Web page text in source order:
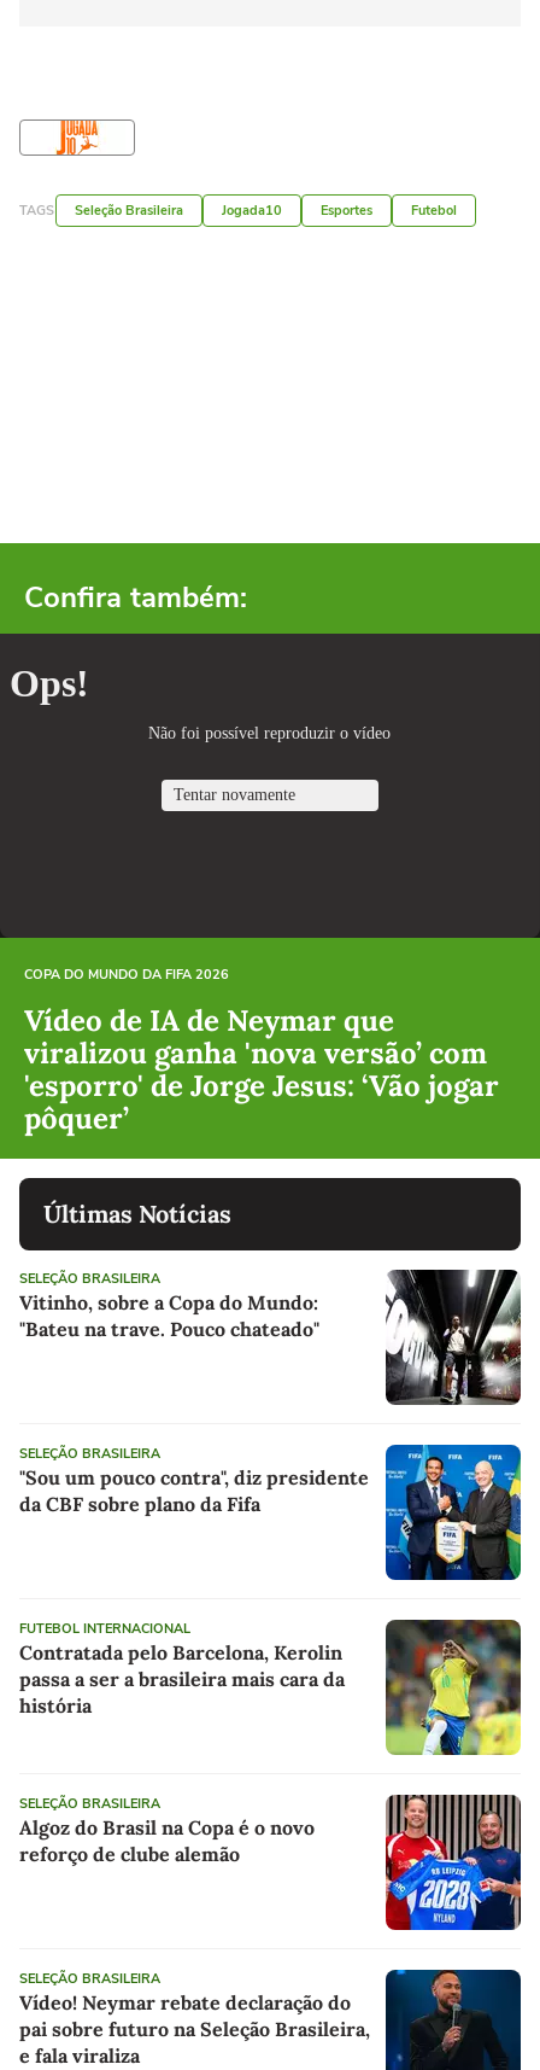
TAGS Seleção Brasileira Jogada10 Esportes Futebol
Confira também:
COPA DO MUNDO DA FIFA 2026
Vídeo de IA de Neymar que
viralizou ganha 'nova versão’ com
'esporro' de Jorge Jesus: ‘Vão jogar
pôquer’
Últimas Notícias
SELEÇÃO BRASILEIRA
Vitinho, sobre a Copa do Mundo:
"Bateu na trave. Pouco chateado"
SELEÇÃO BRASILEIRA
"Sou um pouco contra", diz presidente
da CBF sobre plano da Fifa
FUTEBOL INTERNACIONAL
Contratada pelo Barcelona, Kerolin
passa a ser a brasileira mais cara da
história
SELEÇÃO BRASILEIRA
Algoz do Brasil na Copa é o novo
reforço de clube alemão
SELEÇÃO BRASILEIRA
Vídeo! Neymar rebate declaração do
pai sobre futuro na Seleção Brasileira,
e fala viraliza